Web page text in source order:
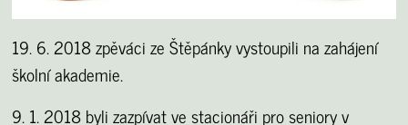
19. 6. 2018 zpěváci ze Štěpánky vystoupili na zahájení
školní akademie.
9. 1. 2018 byli zazpívat ve stacionáři pro seniory v